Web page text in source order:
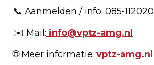
📞 Aanmelden / info: 085-
✉️ Mail: info@vptz-amg.nl
🌐 Meer informatie: vptz-amg.nl